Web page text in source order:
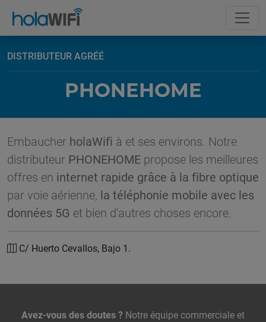
DISTRIBUTEUR AGRÉÉ
PHONEHOME
Embaucher holaWifi à et ses environs. Notre
distributeur PHONEHOME propose les meilleures
offres en internet rapide grâce à la fibre optique
par voie aérienne, la téléphonie mobile avec les
données 5G et bien d'autres choses encore.
C/ Huerto Cevallos, Bajo 1.
Avez-vous des doutes ? Notre équipe commerciale et